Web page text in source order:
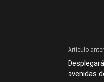
Artículo
avenidas